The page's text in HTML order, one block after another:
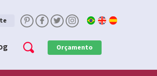
Orçamento